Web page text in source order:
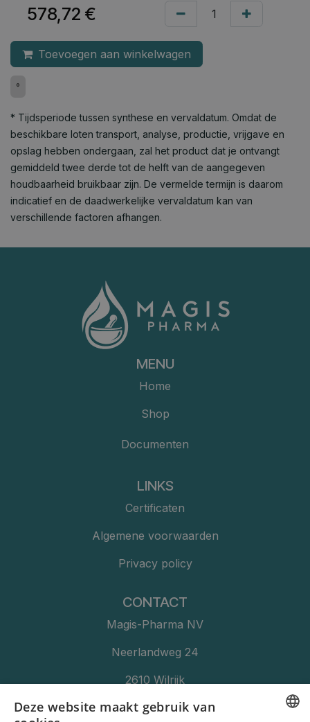
578,72 €
Toevoegen aan winkelwagen
°
* Tijdsperiode tussen synthese en vervaldatum. Omdat de
beschikbare loten transport, analyse, productie, vrijgave en
opslag hebben ondergaan, zal het product dat je ontvangt
gemiddeld twee derde tot de helft van de aangegeven
houdbaarheid bruikbaar zijn. De vermelde termijn is daarom
indicatief en de daadwerkelijke vervaldatum kan van
verschillende factoren afhangen.
MENU
Home
Shop
Documenten
LINKS
Certificaten
Algemene voorwaarden
Privacy policy
CONTACT
Magis-Pharma NV
Neerlandweg 24
2610 Wilrijk​​​
+32 (3) 457 11 76
Deze website maakt gebruik van